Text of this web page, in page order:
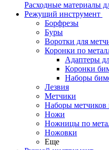
Расходные материалы
Режущий инструмент
Борфрезы
Буры
Воротки для
Коронки по
Адаптеры
Коронки
Наборы
Лезвия
Метчики
Наборы метчиков
Ножи
Ножницы по
Ножовки
Еще